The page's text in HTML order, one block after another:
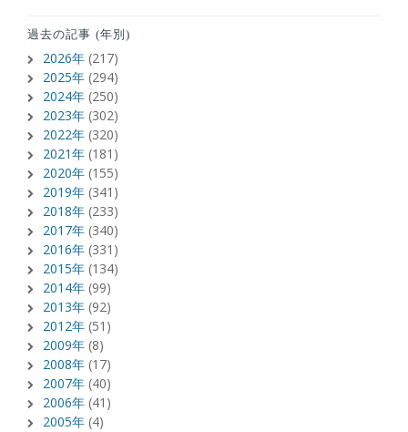
過去の記事 (年別)
2026年 (217)
2025年 (294)
2024年 (250)
2023年 (302)
2022年 (320)
2021年 (181)
2020年 (155)
2019年 (341)
2018年 (233)
2017年 (340)
2016年 (331)
2015年 (134)
2014年 (99)
2013年 (92)
2012年 (51)
2009年 (8)
2008年 (17)
2007年 (40)
2006年 (41)
2005年 (4)